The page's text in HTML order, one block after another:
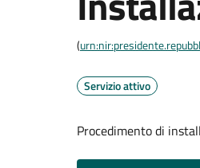
(
Servizio attivo
Procedimento di